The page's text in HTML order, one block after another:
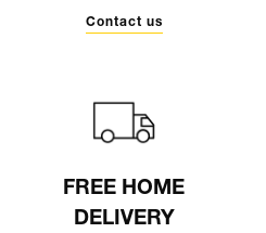
Contact us
FREE HOME
DELIVERY